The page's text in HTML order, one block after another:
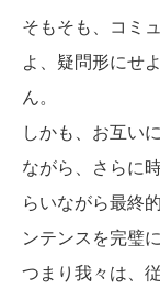
そもそも、コミ
よ、疑問形にせ
ん。
しかも、お互い
ながら、さらに
らいながら最終
ンテンスを完璧
つまり我々は、